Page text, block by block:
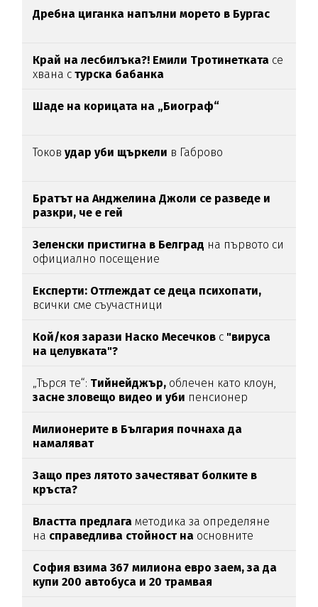
Дребна циганка напълни морето в Бургас
Край на лесбилъка?! Емили Тротинетката се
хвана с турска бабанка
Шаде на корицата на „Биограф“
Токовудар уби щъркели в Габрово
Братът на Анджелина Джоли се разведе и
разкри, че е гей
Зеленски пристигна в Белград на първото си
официално посещение
Експерти: Отглеждат се деца психопати,
всички сме съучастници
Кой/коя зарази Наско Месечков с "вируса
на целувката"?
„Търся те“: Тийнейджър, облечен като клоун,
засне зловещо видео и уби пенсионер
Милионерите в България почнаха да
намаляват
Защо през лятото зачестяват болките в
кръста?
Властта предлага методика за определяне
на справедлива стойност на основните
София взима 367 милиона евро заем, за да
купи 200 автобуса и 20 трамвая